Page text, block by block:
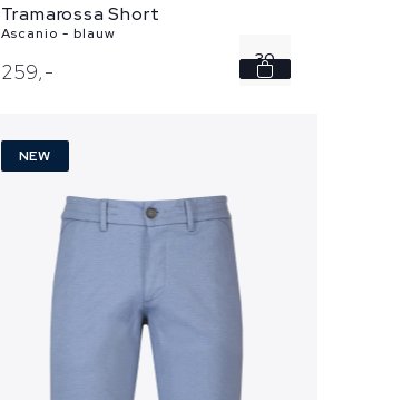
Tramarossa Short
Ascanio - blauw
259,- 30
NEW